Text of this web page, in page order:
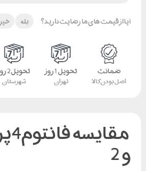
آیا از قیمت های ما رضایت دارید؟ بله خیر
ضمانت
اصل بودن کالا
تحویل 1 روز
تهران
تحویل 2 روز
شهرستان
و 2